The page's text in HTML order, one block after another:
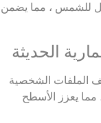
للشمس ، مما يضمن
الحديثة
الملفات الشخصية
مما يعزز الأسطح